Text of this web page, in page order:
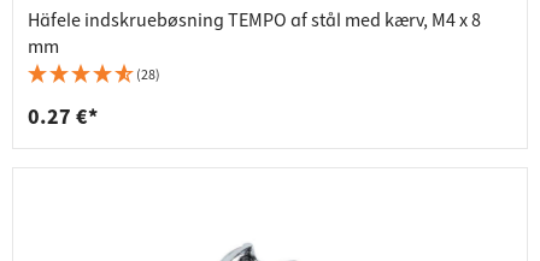
Häfele indskruebøsning TEMPO af stål med kærv, M4 x 8
mm
(28)
0.27 €*